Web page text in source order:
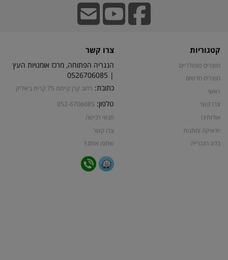
קטגוריות
מוצרים פופולריים
מוצרים חדשים
ראשי
צרו קשר
אודותינו
יודאיקה ומתנות
בלוג הנגרייה
צרו קשר
הנגריה הפתוחה, מרכז אומנויות העץ
| 0526706085
כתובת: רחוב קרן קיימת 75 קרית ביאליק
טלפון: 052-6706085
תנאי רכישה
צרו קשר
שתפו אותנו!